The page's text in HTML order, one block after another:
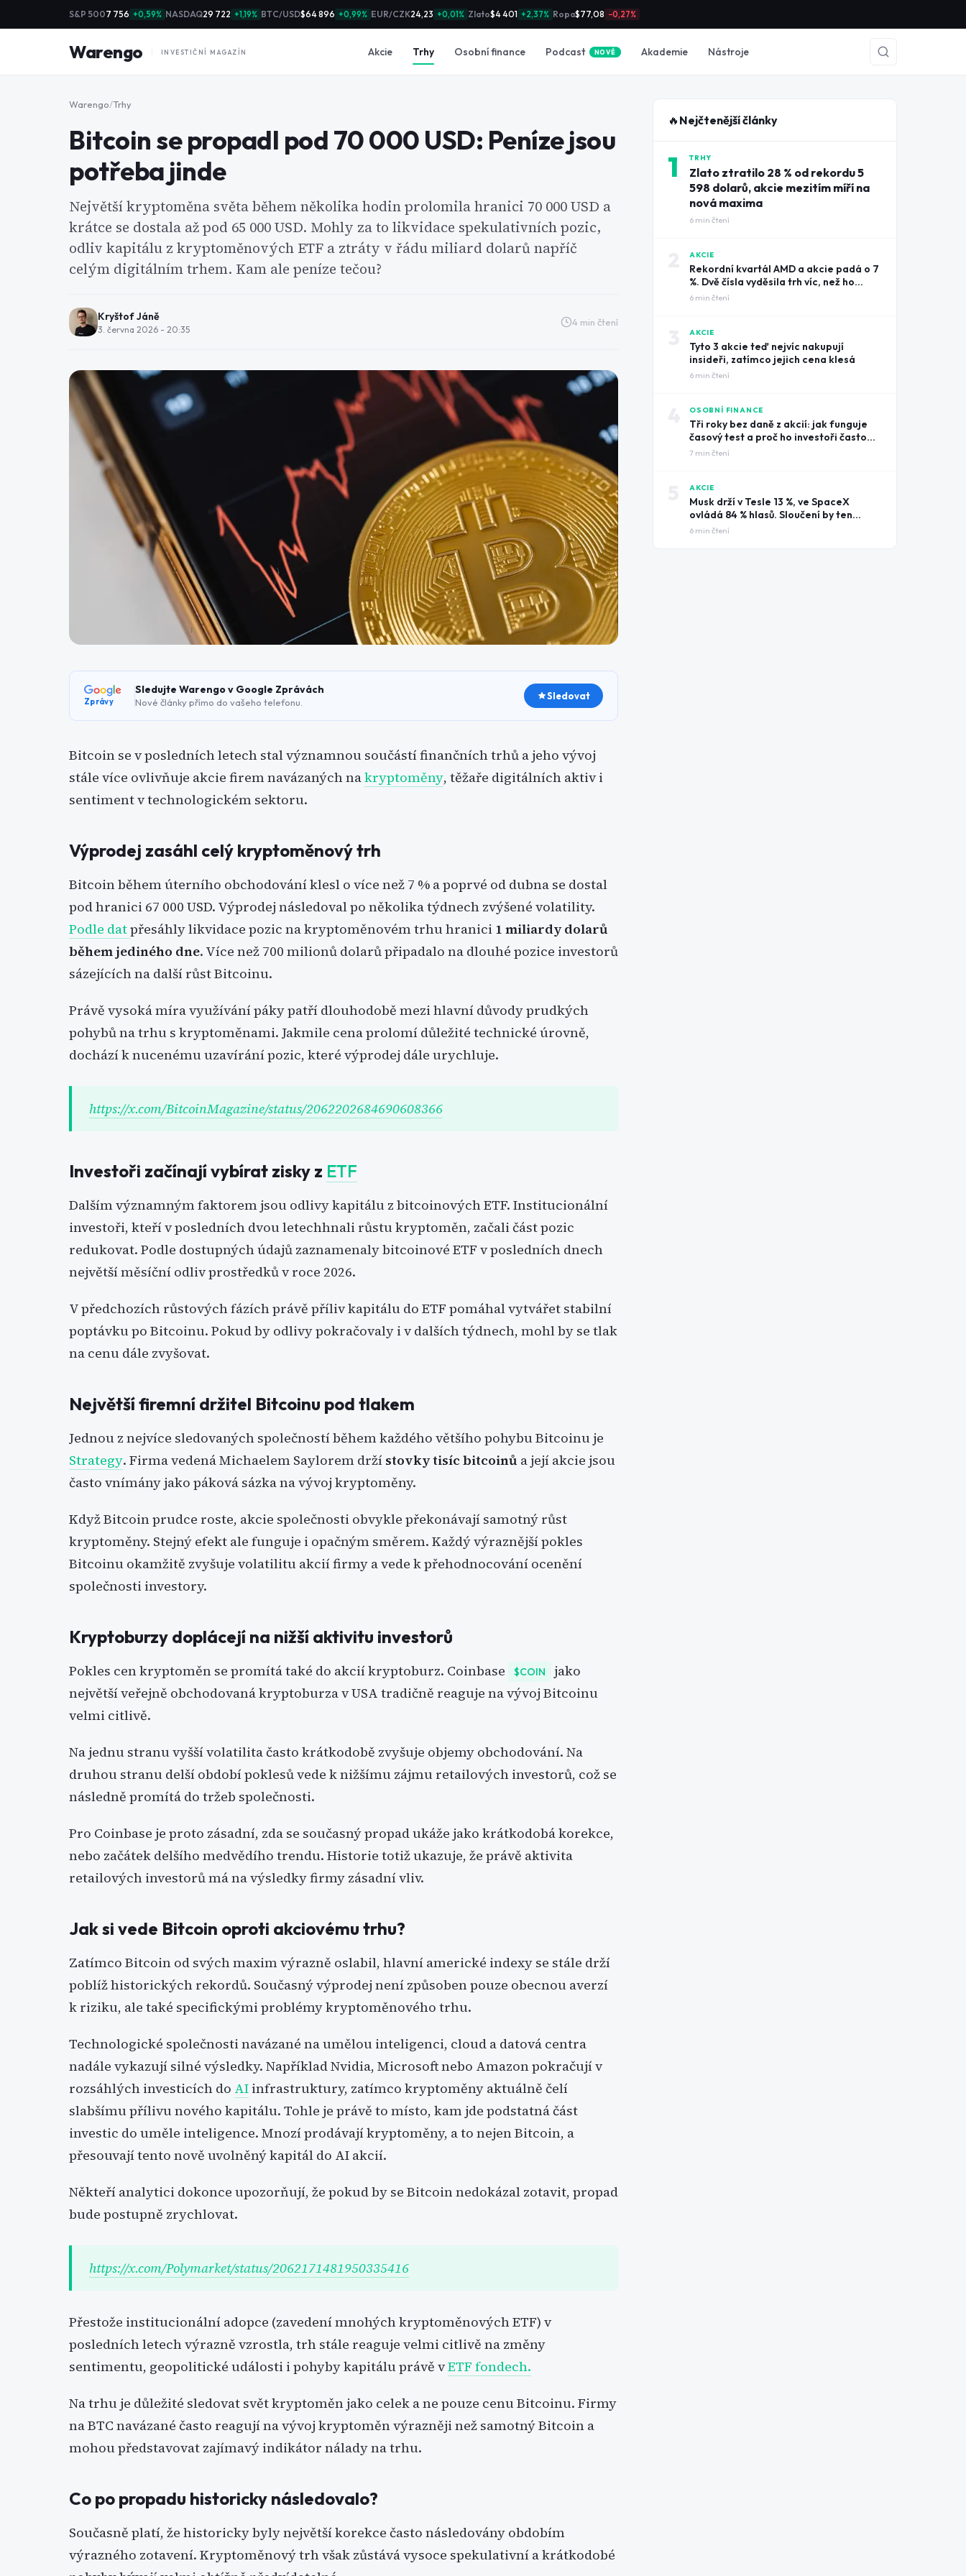
S&P 5007 756 +0,59% NASDAQ29 722 +1,19% BTC/USD$64 896 +0,99% EUR/CZK24,23 +0,01% Zlato$4 401 +2,37% Ropa$77,08 −0,27%
Warengo INVESTIČNÍ MAGAZÍN Akcie Trhy Osobní finance Podcast NOVÉ Akademie Nástroje
Warengo/Trhy
Bitcoin se propadl pod 70 000 USD: Peníze jsou
potřeba jinde
Největší kryptoměna světa během několika hodin prolomila hranici 70 000 USD a
krátce se dostala až pod 65 000 USD. Mohly za to likvidace spekulativních pozic,
odliv kapitálu z kryptoměnových ETF a ztráty v řádu miliard dolarů napříč
celým digitálním trhem. Kam ale peníze tečou?
Kryštof Jáně
3. června 2026 - 20:35
4 min čtení
Zprávy
Sledujte Warengo v Google Zprávách
Nové články přímo do vašeho telefonu.
Sledovat
Bitcoin se v posledních letech stal významnou součástí finančních trhů a jeho vývoj
stále více ovlivňuje akcie firem navázaných nakryptoměny, těžaře digitálních aktiv i
sentiment v technologickém sektoru.
Výprodej zasáhl celý kryptoměnový trh
Bitcoin během úterního obchodování klesl o více než 7 % a poprvé od dubna se dostal
pod hranici 67 000 USD. Výprodej následoval po několika týdnech zvýšené volatility.
Podle datpřesáhly likvidace pozic na kryptoměnovém trhu hranici 1 miliardy dolarů
během jediného dne. Více než 700 milionů dolarů připadalo na dlouhé pozice investorů
sázejících na další růst Bitcoinu.
Právě vysoká míra využívání páky patří dlouhodobě mezi hlavní důvody prudkých
pohybů na trhu s kryptoměnami. Jakmile cena prolomí důležité technické úrovně,
dochází k nucenému uzavírání pozic, které výprodej dále urychluje.
https://x.com/BitcoinMagazine/status/2062202684690608366
Investoři začínají vybírat zisky z ETF
Dalším významným faktorem jsou odlivy kapitálu z bitcoinových ETF. Institucionální
investoři, kteří v posledních dvou letechhnali růstu kryptoměn, začali část pozic
redukovat. Podle dostupných údajů zaznamenaly bitcoinové ETF v posledních dnech
největší měsíční odliv prostředků v roce 2026.
V předchozích růstových fázích právě příliv kapitálu do ETF pomáhal vytvářet stabilní
poptávku po Bitcoinu. Pokud by odlivy pokračovaly i v dalších týdnech, mohl by se tlak
na cenu dále zvyšovat.
Největší firemní držitel Bitcoinu pod tlakem
Jednou z nejvíce sledovaných společností během každého většího pohybu Bitcoinu je
Strategy. Firma vedená Michaelem Saylorem drží stovky tisíc bitcoinů a její akcie jsou
často vnímány jako páková sázka na vývoj kryptoměny.
Když Bitcoin prudce roste, akcie společnosti obvykle překonávají samotný růst
kryptoměny. Stejný efekt ale funguje i opačným směrem. Každý výraznější pokles
Bitcoinu okamžitě zvyšuje volatilitu akcií firmy a vede k přehodnocování ocenění
společnosti investory.
Kryptoburzy doplácejí na nižší aktivitu investorů
Pokles cen kryptoměn se promítá také do akcií kryptoburz. Coinbase $COIN
jako
největší veřejně obchodovaná kryptoburza v USA tradičně reaguje na vývoj Bitcoinu
velmi citlivě.
Na jednu stranu vyšší volatilita často krátkodobě zvyšuje objemy obchodování. Na
druhou stranu delší období poklesů vede k nižšímu zájmu retailových investorů, což se
následně promítá do tržeb společnosti.
Pro Coinbase je proto zásadní, zda se současný propad ukáže jako krátkodobá korekce,
nebo začátek delšího medvědího trendu. Historie totiž ukazuje, že právě aktivita
retailových investorů má na výsledky firmy zásadní vliv.
Jak si vede Bitcoin oproti akciovému trhu?
Zatímco Bitcoin od svých maxim výrazně oslabil, hlavní americké indexy se stále drží
poblíž historických rekordů. Současný výprodej není způsoben pouze obecnou averzí
k riziku, ale také specifickými problémy kryptoměnového trhu.
Technologické společnosti navázané na umělou inteligenci, cloud a datová centra
nadále vykazují silné výsledky. Například Nvidia, Microsoft nebo Amazon pokračují v
rozsáhlých investicích do AI infrastruktury, zatímco kryptoměny aktuálně čelí
slabšímu přílivu nového kapitálu. Tohle je právě to místo, kam jde podstatná část
investic do uměle inteligence. Mnozí prodávají kryptoměny, a to nejen Bitcoin, a
přesouvají tento nově uvolněný kapitál do AI akcií.
Někteří analytici dokonce upozorňují, že pokud by se Bitcoin nedokázal zotavit, propad
bude postupně zrychlovat.
https://x.com/Polymarket/status/2062171481950335416
Přestože institucionální adopce (zavedení mnohých kryptoměnových ETF) v
posledních letech výrazně vzrostla, trh stále reaguje velmi citlivě na změny
sentimentu, geopolitické události i pohyby kapitálu právě vETF fondech.
Na trhu je důležité sledovat svět kryptoměn jako celek a ne pouze cenu Bitcoinu. Firmy
na BTC navázané často reagují na vývoj kryptoměn výrazněji než samotný Bitcoin a
mohou představovat zajímavý indikátor nálady na trhu.
Co po propadu historicky následovalo?
Současně platí, že historicky byly největší korekce často následovány obdobím
výrazného zotavení. Kryptoměnový trh však zůstává vysoce spekulativní a krátkodobé
🔥 Nejčtenější články
1 TRHY
Zlato ztratilo 28 % od rekordu 5
598 dolarů, akcie mezitím míří na
nová maxima
6 min čtení
AKCIE
Rekordní kvartál AMD a akcie padá o 7
%. Dvě čísla vyděsila trh víc, než ho
potěšily tržby
6 min čtení
AKCIE
Tyto 3 akcie teď nejvíc nakupují
insideři, zatímco jejich cena klesá
6 min čtení
OSOBNÍ FINANCE
Tři roky bez daně z akcií: jak funguje
časový test a proč ho investoři často
prošvihnou
7 min čtení
AKCIE
Musk drží v Tesle 13 %, ve SpaceX
ovládá 84 % hlasů. Sloučení by ten
rozdíl smazalo
6 min čtení